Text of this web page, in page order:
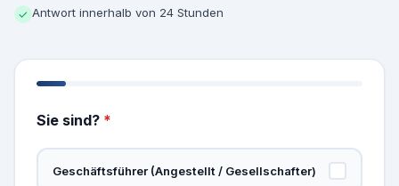
✓ Antwort innerhalb von 24 Stunden
Sie sind? *
Geschäftsführer (Angestellt / Gesellschafter)